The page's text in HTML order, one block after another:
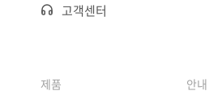
고객센터
제품 안내